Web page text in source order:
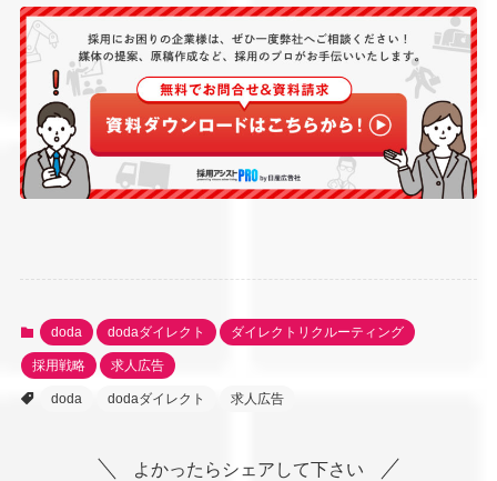
doda dodaダイレクト ダイレクトリクルーティング
採用戦略 求人広告
doda dodaダイレクト 求人広告
よかったらシェアして下さい